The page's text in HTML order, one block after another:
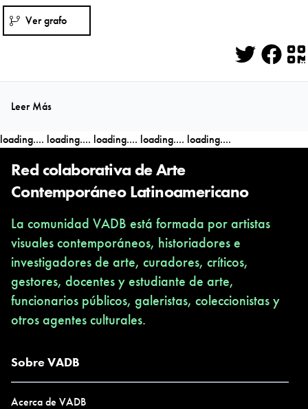
Ver grafo
Twitter
Leer Más
loading.... loading.... loading.... loading.... loading....
Red colaborativa de Arte
Contemporáneo Latinoamericano
La comunidad VADB está formada por artistas
visuales contemporáneos, historiadores e
investigadores de arte, curadores, críticos,
gestores, docentes y estudiante de arte,
funcionarios públicos, galeristas, coleccionistas y
otros agentes culturales.
Sobre VADB
Acerca de VADB